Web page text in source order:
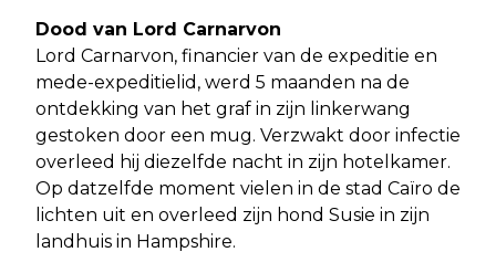
Dood van Lord Carnarvon
Lord Carnarvon, financier van de expeditie en
mede-expeditielid, werd 5 maanden na de
ontdekking van het graf in zijn linkerwang
gestoken door een mug. Verzwakt door infectie
overleed hij diezelfde nacht in zijn hotelkamer.
Op datzelfde moment vielen in de stad Caïro de
lichten uit en overleed zijn hond Susie in zijn
landhuis in Hampshire.